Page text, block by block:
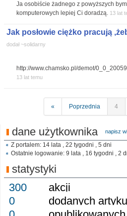
Ja osobiście żadnego z powyższych
komputerowych lepiej Ci doradzą. 13 lat
Jak posłowie ciężko pracują
dodał ~solidarny
http://www.chamsko.pl/demot/
13 lat temu
« Poprzednia 4
dane użytkownika napisz
Z portalem: 14 lata , 22 tygodni , 5 dni
Ostatnie logowanie: 9 lata , 16 tygodni , 2
statystyki
300
akcji
0
dodanych